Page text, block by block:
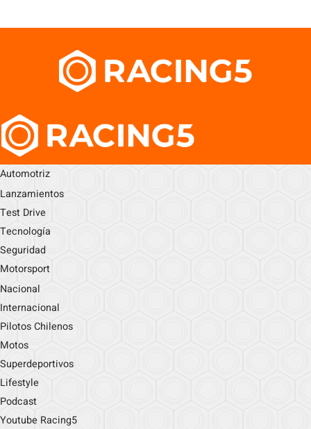
Automotriz
Lanzamientos
Test Drive
Tecnología
Seguridad
Motorsport
Nacional
Internacional
Pilotos Chilenos
Motos
Superdeportivos
Lifestyle
Podcast
Youtube Racing5